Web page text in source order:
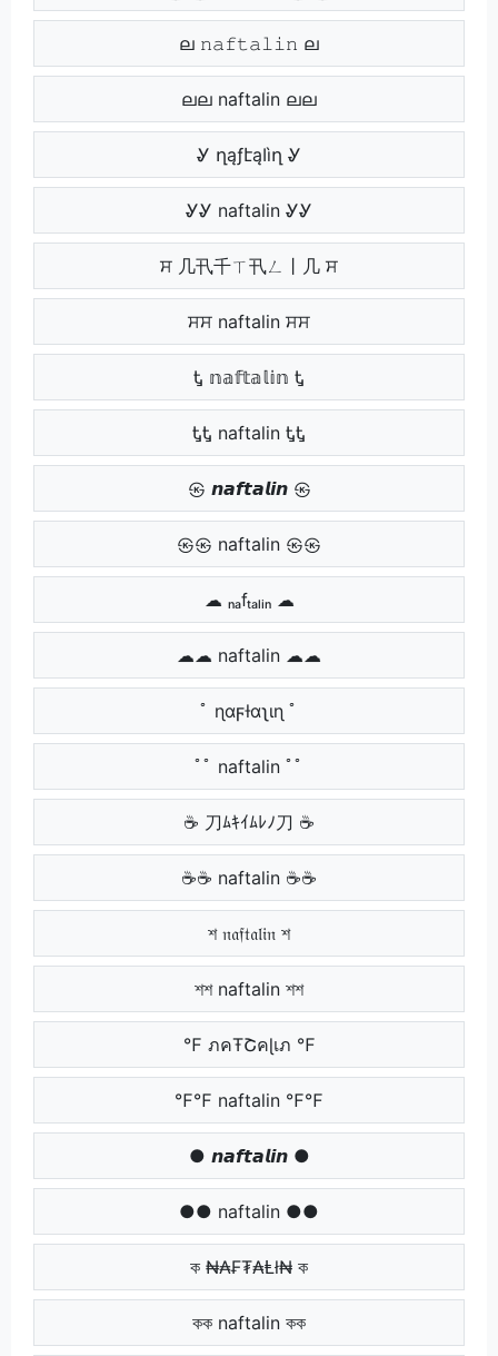
ല 𝚗𝚊𝚏𝚝𝚊𝚕𝚒𝚗 ല
ലല naftalin ലല
Ꮍ ղąƒէąӀìղ Ꮍ
ᎽᎽ naftalin ᎽᎽ
ਸ 几卂千ㄒ卂ㄥ丨几 ਸ
ਸਸ naftalin ਸਸ
Ꮏ 𝕟𝕒𝕗𝕥𝕒𝕝𝕚𝕟 Ꮏ
ᎿᎿ naftalin ᎿᎿ
㉿ 𝙣𝙖𝙛𝙩𝙖𝙡𝙞𝙣 ㉿
㉿㉿ naftalin ㉿㉿
☁ ₙₐfₜₐₗᵢₙ ☁
☁☁ naftalin ☁☁
ﾟ ɳαϝƚαʅιɳ ﾟ
ﾟﾟ naftalin ﾟﾟ
☕ 刀ﾑｷｲﾑﾚﾉ刀 ☕
☕☕ naftalin ☕☕
শ 𝔫𝔞𝔣𝔱𝔞𝔩𝔦𝔫 শ
শশ naftalin শশ
℉ ภคŦՇคɭเภ ℉
℉℉ naftalin ℉℉
● 𝙣𝙖𝙛𝙩𝙖𝙡𝙞𝙣 ●
●● naftalin ●●
ক ₦₳₣₮₳Ⱡł₦ ক
কক naftalin কক